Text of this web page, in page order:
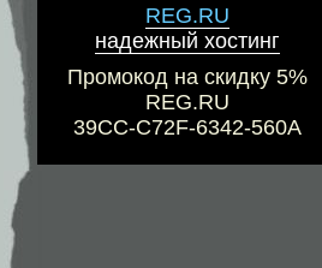
REG.RU
надежный хостинг
Промокод на скидку 5%
REG.RU
39CC-C72F-6342-560A